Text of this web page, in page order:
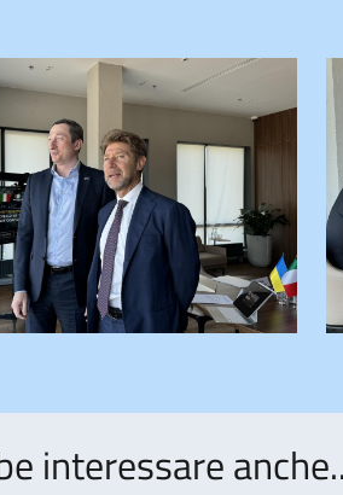
interessare anche..